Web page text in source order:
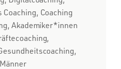
Coaching
Akademiker*innen